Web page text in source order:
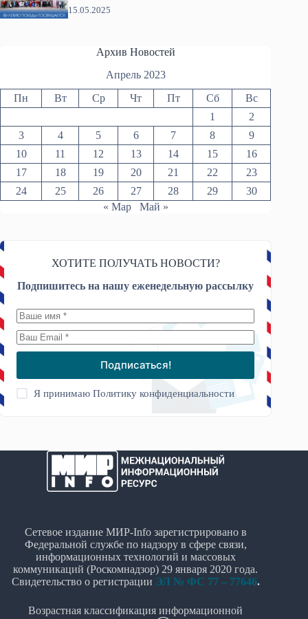
15.05.2025
Архив Новостей
Апрель 2023
Пн Вт Ср Чт Пт Сб
Вс
1
2
3
4 5 6 7 8
9
10
11 12 13 14 15
16
17
18 19 20 21 22
23
24
25 26 27 28 29
30
« Мар
Май »
ХОТИТЕ ПОЛУЧАТЬ НОВОСТИ?
Подпишитесь на нашу еженедельную рассылку
Подписаться!
Я принимаюПолитику конфиденциальности
Сетевое издание МИР-Info зарегистрировано в
Федеральной службе по надзору в сфере связи,
информационных технологий и массовых
коммуникаций (Роскомнадзор) 29 января 2020 года.
Свидетельство о регистрации ЭЛ № ФС 77 – 77646.
Возрастная классификация информационной